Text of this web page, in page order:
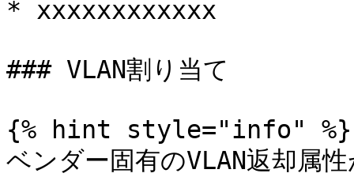
* xxxxxxxxxxxx
### VLAN割り当て
{% hint style="info" %}
ベンダー固有のVLAN返却属